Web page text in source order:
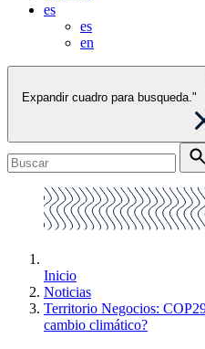
es
es
en
Expandir cuadro para busqueda."
Inicio
Noticias
Territorio Negocios:
cambio climático?